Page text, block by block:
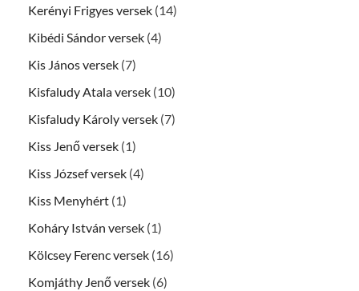
Kerényi Frigyes versek (14)
Kibédi Sándor versek (4)
Kis János versek (7)
Kisfaludy Atala versek (10)
Kisfaludy Károly versek (7)
Kiss Jenő versek (1)
Kiss József versek (4)
Kiss Menyhért (1)
Koháry István versek (1)
Kölcsey Ferenc versek (16)
Komjáthy Jenő versek (6)